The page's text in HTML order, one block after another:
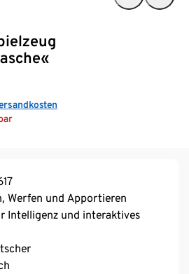
Werfen und Apportieren
Intelligenz und interaktives